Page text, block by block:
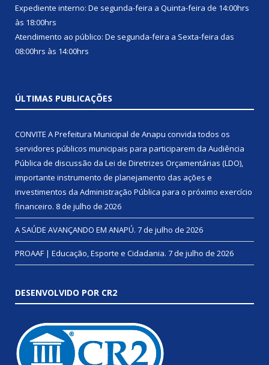
Expediente interno: De segunda-feira a Quinta-feira de 14:00hrs
às 18:00hrs
Atendimento ao público: De segunda-feira a Sexta-feira das
08:00hrs às 14:00hrs
ÚLTIMAS PUBLICAÇÕES
CONVITE A Prefeitura Municipal de Anapu convida todos os
servidores públicos municipais para participarem da Audiência
Pública de discussão da Lei de Diretrizes Orçamentárias (LDO),
importante instrumento de planejamento das ações e
investimentos da Administração Pública para o próximo exercício
financeiro. 8 de julho de 2026
A SAÚDE AVANÇANDO EM ANAPÚ. 7 de julho de 2026
PROAAF | Educação, Esporte e Cidadania. 7 de julho de 2026
DESENVOLVIDO POR CR2